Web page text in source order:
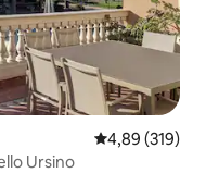
Średnia
4,89 (319)
Ursino